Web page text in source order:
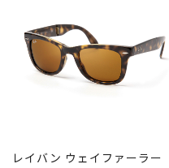
レイバン ウェイファーラー